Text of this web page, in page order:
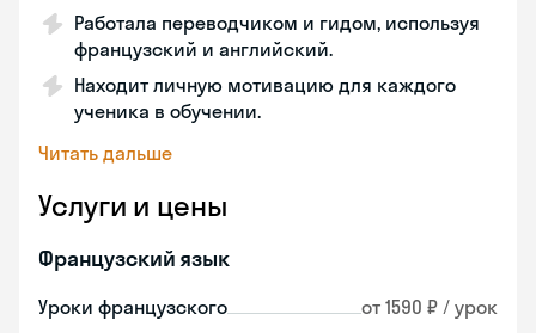
Работала переводчиком и гидом, используя
французский и английский.
Находит личную мотивацию для каждого
ученика в обучении.
Читать дальше
Услуги и цены
Французский язык
Уроки французского от 1590 ₽ / урок